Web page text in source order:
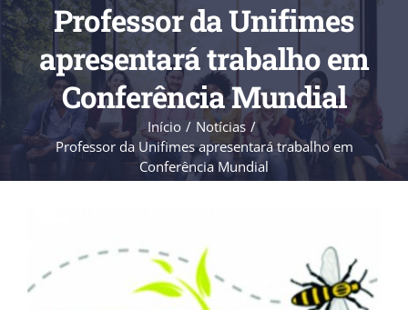
Professor da Unifimes
apresentará trabalho em
Conferência Mundial
Início
Notícias
Professor da Unifimes apresentará trabalho em
Conferência Mundial